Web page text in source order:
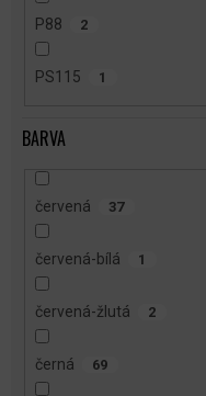
P88 2
PS115 1
BARVA
červená 37
červená-bílá 1
červená-žlutá 2
černá 69